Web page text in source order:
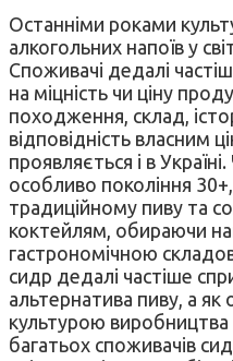
Останніми роками
алкогольних напоїв у
Споживачі дедалі
на міцність чи ціну
походження, склад,
відповідність власним
проявляється і в
особливо покоління
традиційному пиву та
коктейлям, обираючи
гастрономічною
сидр дедалі частіше
альтернатива пиву, а як
культурою
багатьох споживачів